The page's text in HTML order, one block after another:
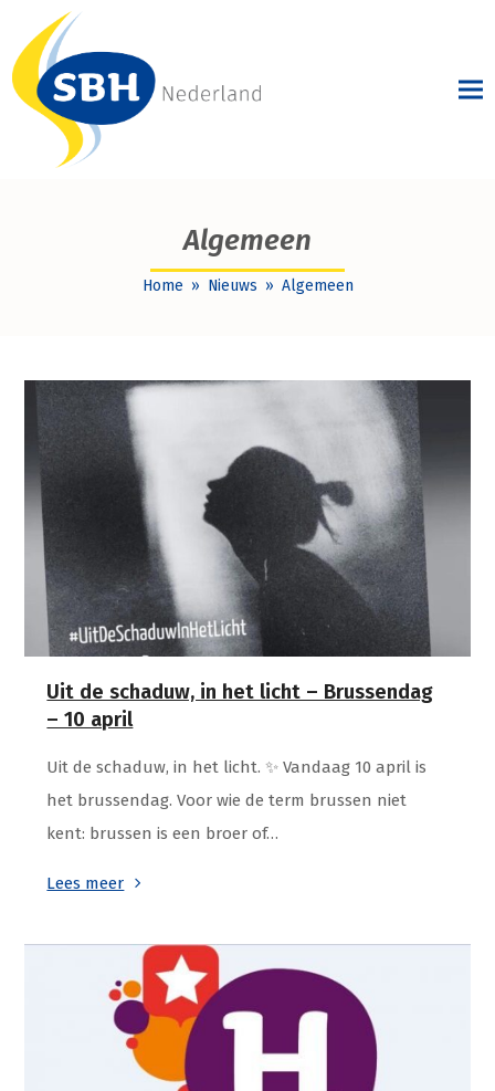
Algemeen
Home » Nieuws » Algemeen
Uit de schaduw, in het licht – Brussendag
– 10 april
Uit de schaduw, in het licht. ✨️ Vandaag 10 april is
het brussendag. Voor wie de term brussen niet
kent: brussen is een broer of…
Lees meer